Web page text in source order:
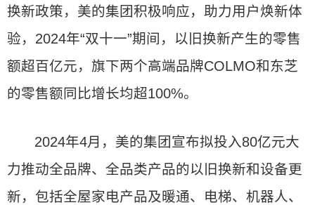
换新政策，美的集团积极响应，助力用户焕新体
验，2024年“双十一”期间，以旧换新产生的零售
额超百亿元，旗下两个高端品牌COLMO和东芝
的零售额同比增长均超100%。
2024年4月，美的集团宣布拟投入80亿元大
力推动全品牌、全品类产品的以旧换新和设备更
新，包括全屋家电产品及暖通、电梯、机器人、